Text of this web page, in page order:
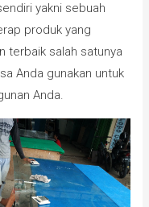
yakni sebuah
produk yang
terbaik salah satunya
Anda gunakan untuk
Anda.